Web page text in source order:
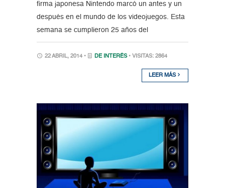
firma japonesa Nintendo marcó un antes y un
después en el mundo de los videojuegos. Esta
semana se cumplieron 25 años del
22 ABRIL, 2014 • DE INTERÉS • VISITAS: 2864
LEER MÁS